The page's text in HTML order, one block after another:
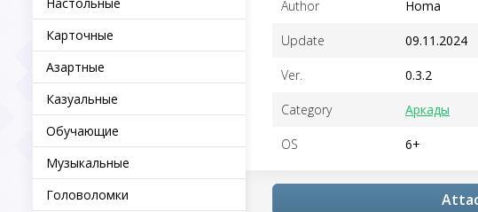
Карточные
Азартные
Казуальные
Обучающие
Музыкальные
Головоломки
Author Homa
Update 09.11.2024
Ver. 0.3.2
Category Аркады
OS 6+